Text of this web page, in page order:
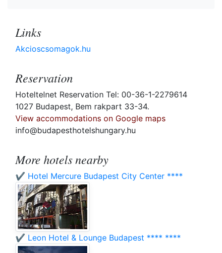
Links
Akcioscsomagok.hu
Reservation
Hoteltelnet Reservation Tel: 00-36-1-2279614
1027 Budapest, Bem rakpart 33-34.
View accommodations on Google maps
info@budapesthotelshungary.hu
More hotels nearby
✔️ Hotel Mercure Budapest City Center ****
✔️ Leon Hotel & Lounge Budapest **** ****